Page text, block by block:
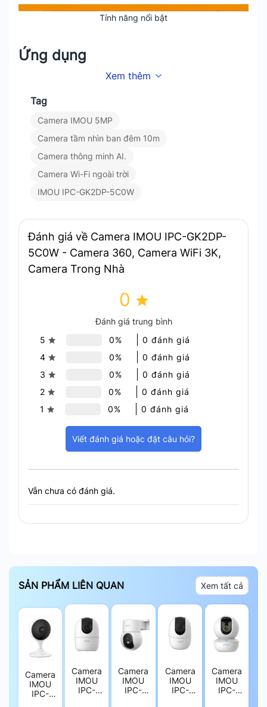
Tính năng nổi bật
Ứng dụng
phòng, cửa hàng hay khu vực ngoài trời, mang lại
đồng bộ an ninh tối ưu.
Tại sao nên chọn IMOU IPC-
GK2DP-5C0W?
Tích hợp nhiều tính năng đột phá như độ phân giải
đàm thoại hai chiều. Sản phẩm mang đến khả năng
giám sát toàn diện và độ bền vượt trội, đáp ứng
tốt nhu cầu giám sát an ninh hiện đại.
Kết luận
IMOU IPC-GK2DP-5C0W là lựa chọn lý tưởng cho
nhu cầu giám sát linh hoạt và hiện đại. Sản phẩm
cung cấp hiệu năng vượt trội với nhiều tính năng
Xem thêm
Tag
Camera IMOU 5MP
Camera tầm nhìn ban đêm 10m
Camera thông minh AI.
Camera Wi-Fi ngoài trời
IMOU IPC-GK2DP-5C0W
Đánh giá về Camera IMOU IPC-GK2DP-
5C0W - Camera 360, Camera WiFi 3K,
Camera Trong Nhà
0
Đánh giá trung bình
5
0%
0 đánh giá
4
0%
0 đánh giá
3
0%
0 đánh giá
2
0%
0 đánh giá
1
0% 0 đánh giá
Viết đánh giá hoặc đặt câu hỏi?
Vẫn chưa có đánh giá.
SẢN PHẨM LIÊN QUAN Xem tất cả
Camera
IMOU
IPC-
Camera
IMOU
IPC-
Camera
IMOU
IPC-
Camera
IMOU
IPC-
Camera
IMOU
IPC-